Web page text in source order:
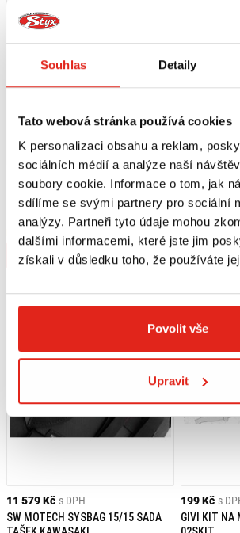
Souhlas Detaily
Tato webová stránka používá cookies
K personalizaci obsahu a reklam,
sociálních médií a analýze naší
soubory cookie. Informace o tom, jak
sdílíme se svými partnery pro sociální
analýzy. Partneři tyto údaje mohou
dalšími informacemi, které jste jim
získali v důsledku toho, že používáte
Povolit vše
Upravit
11 579 Kč s DPH
SW MOTECH URBAN ABS BOČNÍ
KUFRY KAWASAKI W800 (18-)
Koupit
12 539 Kč s
SW
BOČNÍCH
W800/
11 579 Kč s DPH
SW MOTECH SYSBAG 15/15 SADA
199 Kč s
GIVI KIT NA